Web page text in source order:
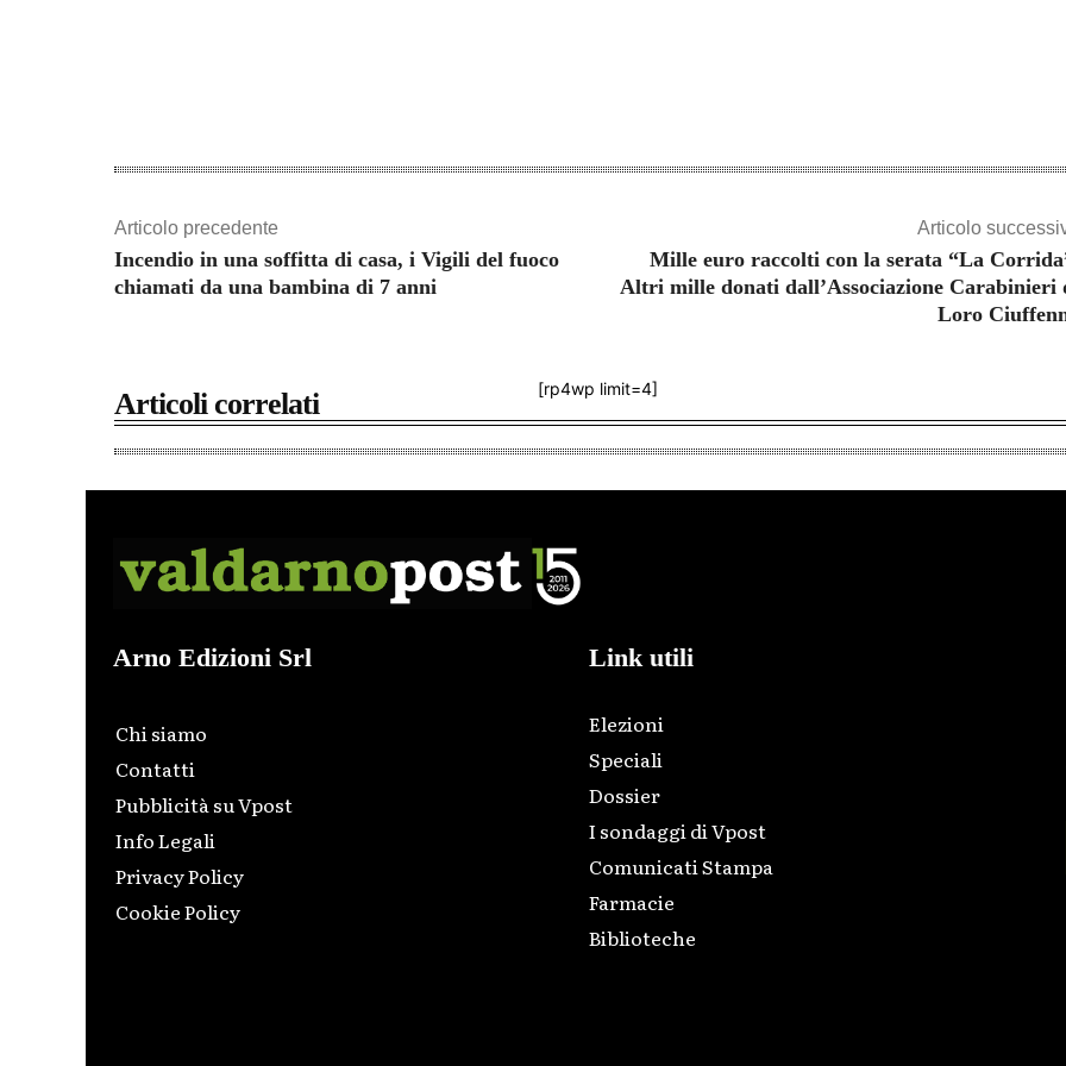
Articolo precedente
Incendio in una soffitta di casa, i Vigili del fuoco
chiamati da una bambina di 7 anni
Articolo
Mille euro raccolti con la serata “La
Altri mille donati dall’Associazione Carabinieri
Loro
[rp4wp limit=4]
Articoli correlati
Arno Edizioni Srl
Chi siamo
Contatti
Pubblicità su Vpost
Info Legali
Privacy Policy
Cookie Policy
Link utili
Elezioni
Speciali
Dossier
I sondaggi di Vpost
Comunicati Stampa
Farmacie
Biblioteche